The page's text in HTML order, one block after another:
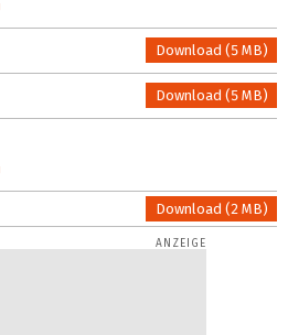
Download (5 MB)
Download (5 MB)
Download (2 MB)